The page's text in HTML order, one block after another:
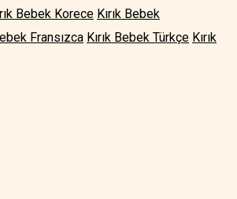
Bebek Korece Kırık Bebek
Fransızca Kırık Bebek Türkçe Kırık